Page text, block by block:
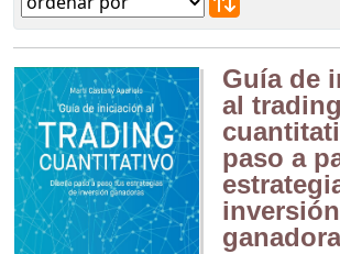
Guía de
al trading
paso a
inversión